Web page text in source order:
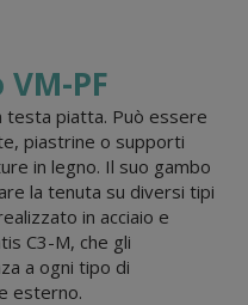
PF
testa piatta. Può essere
piastrine o supporti
in legno. Il suo gambo
la tenuta su diversi tipi
in acciaio e
C3-M, che gli
a ogni tipo di
esterno.